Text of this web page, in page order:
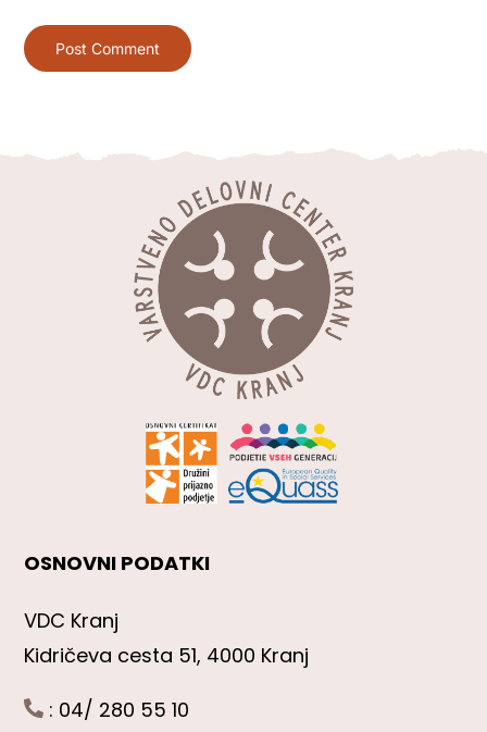
OSNOVNI PODATKI
VDC Kranj
Kidričeva cesta 51, 4000 Kranj
: 04/ 280 55 10